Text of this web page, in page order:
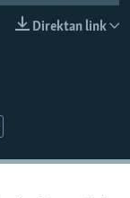
Direktan link